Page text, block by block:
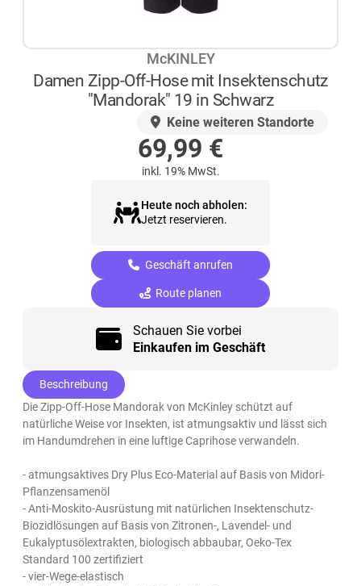
McKINLEY
Damen Zipp-Off-Hose mit Insektenschutz
"Mandorak" 19 in Schwarz
Keine weiteren Standorte
69,99 €
inkl. 19% MwSt.
Heute noch abholen:
Jetzt reservieren.
Geschäft anrufen
Route planen
Schauen Sie vorbei
Einkaufen im Geschäft
Beschreibung
Die Zipp-Off-Hose Mandorak von McKinley schützt auf
natürliche Weise vor Insekten, ist atmungsaktiv und lässt sich
im Handumdrehen in eine luftige Caprihose verwandeln.
- atmungsaktives Dry Plus Eco-Material auf Basis von Midori-
Pflanzensamenöl
- Anti-Moskito-Ausrüstung mit natürlichen Insektenschutz-
Biozidlösungen auf Basis von Zitronen-, Lavendel- und
Eukalyptusölextrakten, biologisch abbaubar, Oeko-Tex
Standard 100 zertifiziert
- vier-Wege-elastisch